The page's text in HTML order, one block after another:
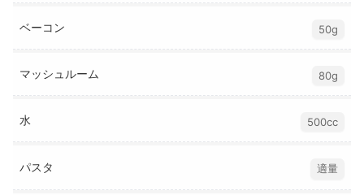
ベーコン 50g
マッシュルーム 80g
水 500cc
パスタ 適量